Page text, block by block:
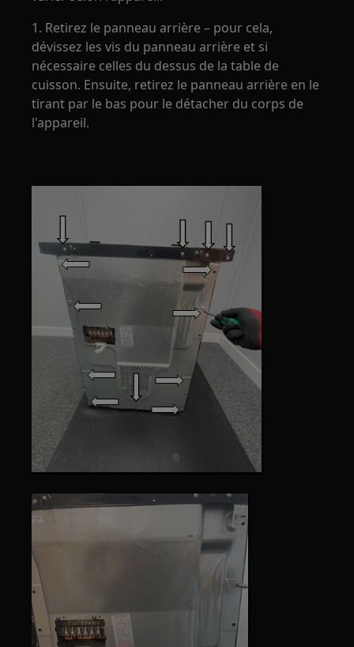
1. Retirez le panneau arrière – pour cela,
dévissez les vis du panneau arrière et si
nécessaire celles du dessus de la table de
cuisson. Ensuite, retirez le panneau arrière en le
tirant par le bas pour le détacher du corps de
l'appareil.